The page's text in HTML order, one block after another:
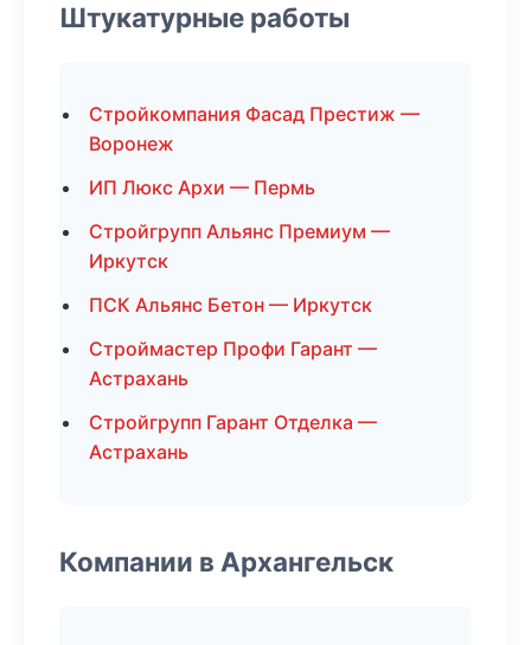
Штукатурные работы
Стройкомпания Фасад Престиж —
Воронеж
ИП Люкс Архи — Пермь
Стройгрупп Альянс Премиум —
Иркутск
ПСК Альянс Бетон — Иркутск
Строймастер Профи Гарант —
Астрахань
Стройгрупп Гарант Отделка —
Астрахань
Компании в Архангельск